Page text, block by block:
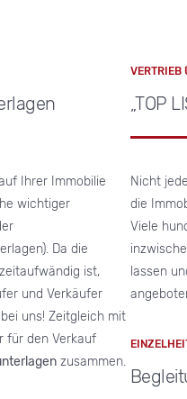
Ihrer Immobilie
wichtiger
Da die
ist,
und Verkäufer
uns! Zeitgleich mit
für den Verkauf
zusammen.
VERTRIEB
„TOP
Nicht
die
Viele
lassen